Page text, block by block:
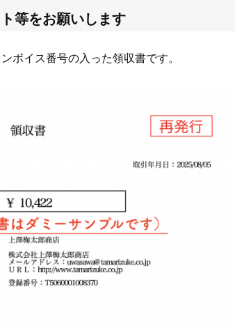
等をお願いします
ボイス番号の入った領収書です。